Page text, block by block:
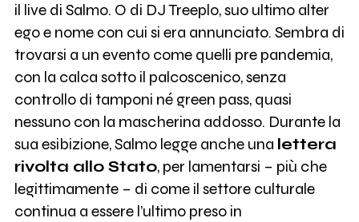
il live di Salmo. O di DJ Treeplo, suo ultimo alter
ego e nome con cui si era annunciato. Sembra di
trovarsi a un evento come quelli pre pandemia,
con la calca sotto il palcoscenico, senza
controllo di tamponi né green pass, quasi
nessuno con la mascherina addosso. Durante la
sua esibizione, Salmo legge anche una lettera
rivolta allo Stato, per lamentarsi – più che
legittimamente – di come il settore culturale
continua a essere l’ultimo preso in